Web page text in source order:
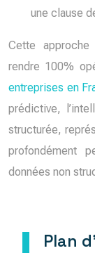
une clause
Cette approche
rendre 100%
entreprises en
prédictive,
structurée,
profondément
données non
Plan